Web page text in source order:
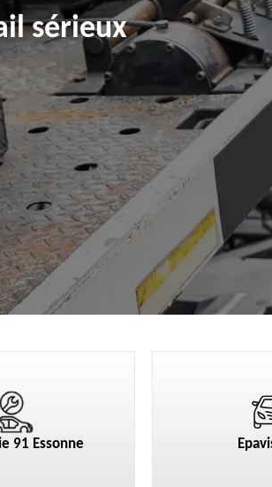
sérieux
91 Essonne